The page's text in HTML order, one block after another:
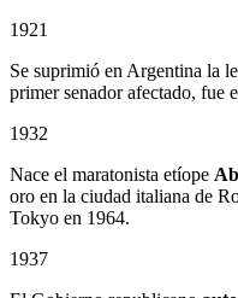
1921
Se suprimió en Argentina la
primer senador afectado, fue
1932
Nace el maratonista etíope
oro en la ciudad italiana de
Tokyo en 1964.
1937